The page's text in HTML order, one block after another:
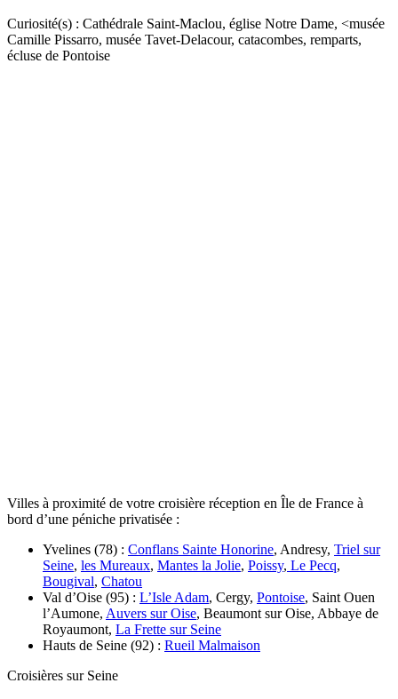
Curiosité(s) : Cathédrale Saint-Maclou, église Notre Dame, <musée
Camille Pissarro, musée Tavet-Delacour, catacombes, remparts,
écluse de Pontoise
Villes à proximité de votre croisière réception en Île de France à
bord d’une péniche privatisée :
Yvelines (78) : Conflans Sainte Honorine, Andresy, Triel sur
Seine, les Mureaux, Mantes la Jolie, Poissy, Le Pecq,
Bougival, Chatou
Val d’Oise (95) : L’Isle Adam, Cergy, Pontoise, Saint Ouen
l’Aumone, Auvers sur Oise, Beaumont sur Oise, Abbaye de
Royaumont, La Frette sur Seine
Hauts de Seine (92) : Rueil Malmaison
Croisières sur Seine